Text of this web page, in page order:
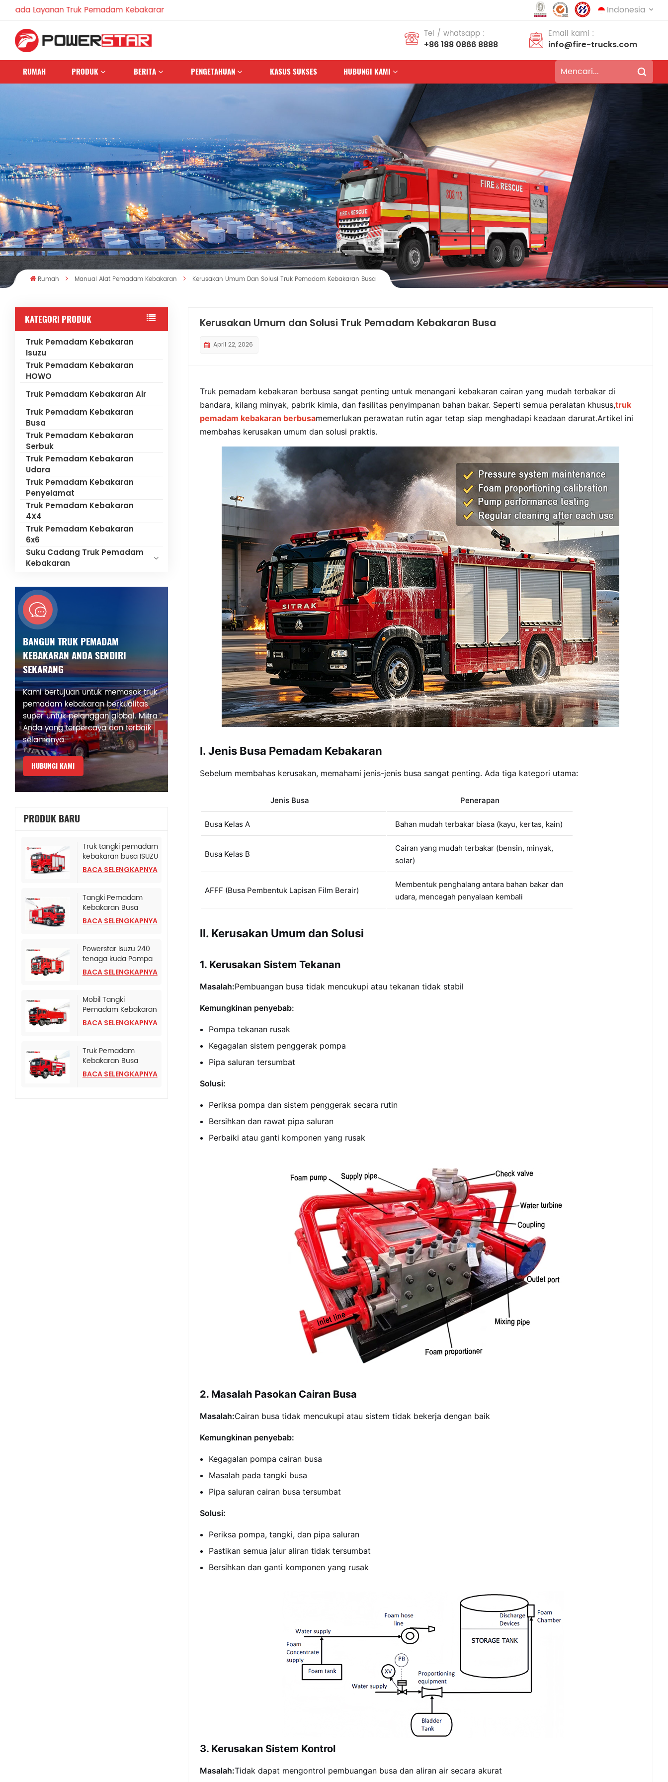
Truk Pemadam Kebakaran Sejak 1990 Indonesia
Deutsch
italiano
português
العربية 日本語
한국의
Melayu
Tiếng Việt
中文
Filipino မြန်မာ
српски
Tel / whatsapp :
+86 188 0866 8888
Email kami :
info@fire-trucks.com
RUMAH PRODUK BERITA PENGETAHUAN KASUS SUKSES HUBUNGI KAMI
Rumah Manual Alat Pemadam Kebakaran Kerusakan Umum Dan Solusi Truk Pemadam Kebakaran Busa
KATEGORI PRODUK
Truk Pemadam Kebakaran
Isuzu
Truk Pemadam Kebakaran
HOWO
Truk Pemadam Kebakaran Air
Truk Pemadam Kebakaran
Busa
Truk Pemadam Kebakaran
Serbuk
Truk Pemadam Kebakaran
Udara
Truk Pemadam Kebakaran
Penyelamat
Truk Pemadam Kebakaran
4X4
Truk Pemadam Kebakaran
6x6
Suku Cadang Truk Pemadam
Kebakaran
BANGUN TRUK PEMADAM
KEBAKARAN ANDA SENDIRI
SEKARANG
Kami bertujuan untuk memasok truk
pemadam kebakaran berkualitas
super untuk pelanggan global. Mitra
Anda yang terpercaya dan terbaik
selamanya.
HUBUNGI KAMI
PRODUK BARU
Truk tangki pemadam
kebakaran busa ISUZU
Albania
BACA SELENGKAPNYA
Tangki Pemadam
Kebakaran Busa
Terpasang di Truk
SINOTRUK HOWO TX
BACA SELENGKAPNYA
Powerstar Isuzu 240
tenaga kuda Pompa
Pemadam Kebakaran
Darurat
BACA SELENGKAPNYA
Mobil Tangki
Pemadam Kebakaran
HOWO TX Dengan
Pompa Pemadam
BACA SELENGKAPNYA
Truk Pemadam
Kebakaran Busa
Bertekanan Tinggi
HOWO
BACA SELENGKAPNYA
Kerusakan Umum dan Solusi Truk Pemadam Kebakaran Busa
April 22, 2026
Truk pemadam kebakaran berbusa sangat penting untuk menangani kebakaran cairan yang mudah terbakar di
bandara, kilang minyak, pabrik kimia, dan fasilitas penyimpanan bahan bakar. Seperti semua peralatan khusus,truk
pemadam kebakaran berbusamemerlukan perawatan rutin agar tetap siap menghadapi keadaan darurat.Artikel ini
membahas kerusakan umum dan solusi praktis.
I. Jenis Busa Pemadam Kebakaran
Sebelum membahas kerusakan, memahami jenis-jenis busa sangat penting. Ada tiga kategori utama:
Jenis Busa Penerapan
Busa Kelas A Bahan mudah terbakar biasa (kayu, kertas, kain)
Busa Kelas B
Cairan yang mudah terbakar (bensin, minyak,
solar)
AFFF (Busa Pembentuk Lapisan Film Berair)
Membentuk penghalang antara bahan bakar dan
udara, mencegah penyalaan kembali
II. Kerusakan Umum dan Solusi
1. Kerusakan Sistem Tekanan
Masalah:Pembuangan busa tidak mencukupi atau tekanan tidak stabil
Kemungkinan penyebab:
Pompa tekanan rusak
Kegagalan sistem penggerak pompa
Pipa saluran tersumbat
Solusi:
Periksa pompa dan sistem penggerak secara rutin
Bersihkan dan rawat pipa saluran
Perbaiki atau ganti komponen yang rusak
2. Masalah Pasokan Cairan Busa
Masalah:Cairan busa tidak mencukupi atau sistem tidak bekerja dengan baik
Kemungkinan penyebab:
Kegagalan pompa cairan busa
Masalah pada tangki busa
Pipa saluran cairan busa tersumbat
Solusi:
Periksa pompa, tangki, dan pipa saluran
Pastikan semua jalur aliran tidak tersumbat
Bersihkan dan ganti komponen yang rusak
3. Kerusakan Sistem Kontrol
Masalah:Tidak dapat mengontrol pembuangan busa dan aliran air secara akurat